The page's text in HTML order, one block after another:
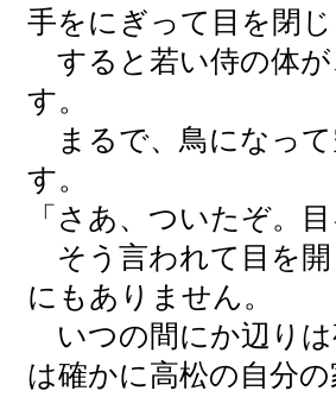
手をにぎって目を閉
すると若い侍の体
す。
まるで、鳥になって
す。
「さあ、ついたぞ。
そう言われて目を
にもありません。
いつの間にか辺り
は確かに高松の自分